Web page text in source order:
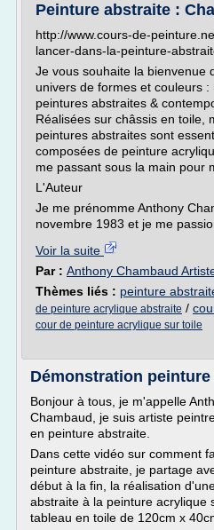
Peinture abstraite :
http://www.cours-de-
lancer-dans-la-peinture-
Je vous souhaite la bienvenue
univers de formes et couleurs :
peintures abstraites &
Réalisées sur châssis en toile,
peintures abstraites sont
composées de peinture
me passant sous la main pour
L'Auteur
Je me prénomme Anthony
novembre 1983 et je me
Voir la suite
Par : Anthony Chambaud
Thèmes liés : peinture
de peinture acrylique abstraite /
cour de peinture acrylique sur toile
Démonstration peinture
Bonjour à tous, je m'appelle
Chambaud, je suis artiste
en peinture abstraite.
Dans cette vidéo sur comment
peinture abstraite, je partage
début à la fin, la réalisation
abstraite à la peinture acrylique
tableau en toile de 120cm x